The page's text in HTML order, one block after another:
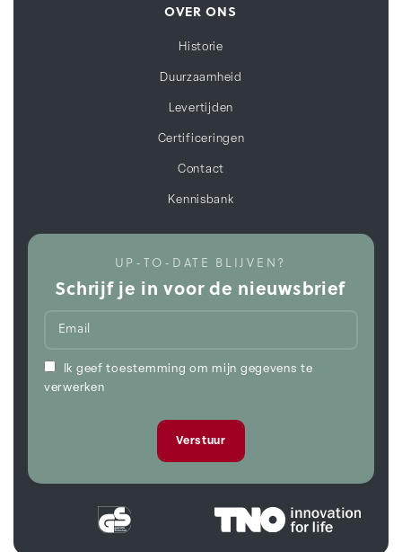
OVER ONS
Historie
Duurzaamheid
Levertijden
Certificeringen
Contact
Kennisbank
UP-TO-DATE BLIJVEN?
Schrijf je in voor de nieuwsbrief
Ik geef toestemming om mijn gegevens te
verwerken